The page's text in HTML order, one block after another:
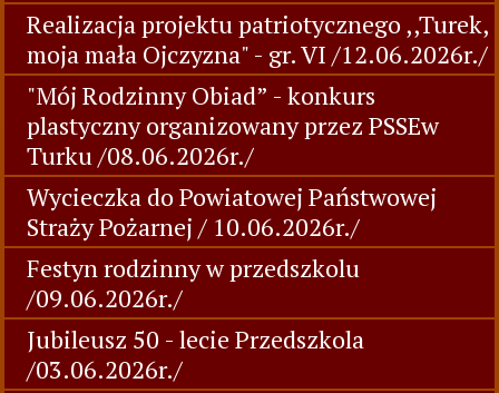
Realizacja projektu patriotycznego ,,Turek,
moja mała Ojczyzna" - gr. VI /12.06.2026r./
"Mój Rodzinny Obiad” - konkurs
plastyczny organizowany przez PSSEw
Turku /08.06.2026r./
Wycieczka do Powiatowej Państwowej
Straży Pożarnej / 10.06.2026r./
Festyn rodzinny w przedszkolu
/09.06.2026r./
Jubileusz 50 - lecie Przedszkola
/03.06.2026r./